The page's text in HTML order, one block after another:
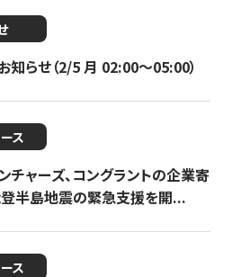
知らせ（2/5 月 02:00〜05:00）
ス
チャーズ、コングラントの企業寄
半島地震の緊急支援を開...
ス